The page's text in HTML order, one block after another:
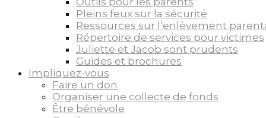
Pleins feux sur la sécurité
Ressources sur l’enlèvement
Répertoire de services pour victimes
Juliette et Jacob sont prudents
Guides et brochures
Impliquez-vous
Faire un don
Organiser une collecte de fonds
Être bénévole